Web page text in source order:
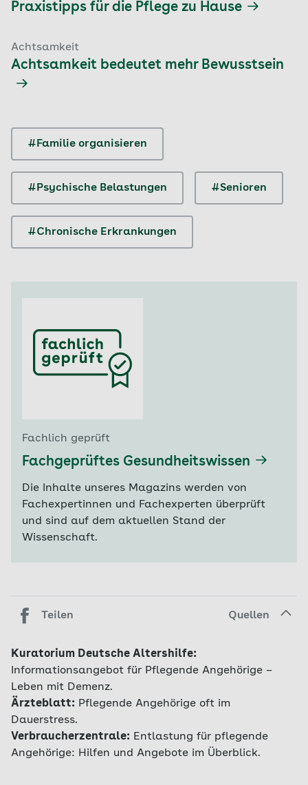
Praxistipps für die Pflege zu Hause
Achtsamkeit
Achtsamkeit bedeutet mehr Bewusstsein
#Familie organisieren
#Psychische Belastungen #Senioren
#Chronische Erkrankungen
Fachlich geprüft
Fachgeprüftes Gesundheitswissen
Die Inhalte unseres Magazins werden von
Fachexpertinnen und Fachexperten überprüft
und sind auf dem aktuellen Stand der
Wissenschaft.
Teilen Quellen
Kuratorium Deutsche Altershilfe:
Informationsangebot für Pflegende Angehörige –
Leben mit Demenz.
Ärzteblatt: Pflegende Angehörige oft im
Dauerstress.
Verbraucherzentrale: Entlastung für pflegende
Angehörige: Hilfen und Angebote im Überblick.